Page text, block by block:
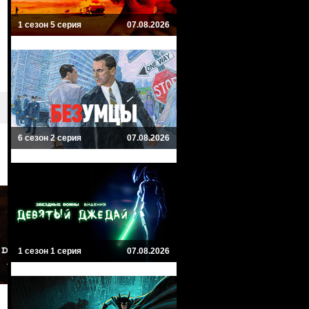
1 сезон 5 серия 07.08.2026
6 сезон 2 серия 07.08.2026
1 сезон 1 серия 07.08.2026